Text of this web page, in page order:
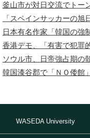
釜山市が対日交流でト
「スペインサッカーの
日本有名作家「韓国の強
香港デモ、「有害で犯
ソウル市、日帝強占期の
韓国漆谷郡で「ＮＯ倭館
WASEDA University